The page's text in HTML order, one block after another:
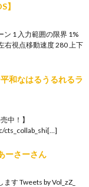
】
ン 1 入力範囲の限界 1%
右視点移動速度 280 上下
和なはるうるれるラ
中！】
cts_collab_shi[…]
ーさーさん
す Tweets by Vol_zZ_